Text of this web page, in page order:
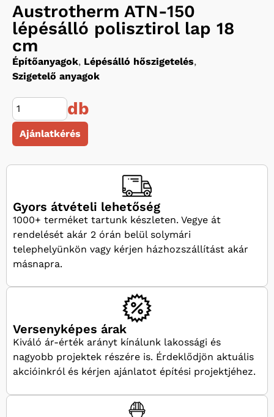
Austrotherm ATN-150
lépésálló polisztirol lap 18
cm
Építőanyagok, Lépésálló hőszigetelés,
Szigetelő anyagok
db
Ajánlatkérés
Gyors átvételi lehetőség
1000+ terméket tartunk készleten. Vegye át
rendelését akár 2 órán belül solymári
telephelyünkön vagy kérjen házhozszállítást akár
másnapra.
Versenyképes árak
Kiváló ár-érték arányt kínálunk lakossági és
nagyobb projektek részére is. Érdeklődjön aktuális
akcióinkról és kérjen ajánlatot építési projektjéhez.